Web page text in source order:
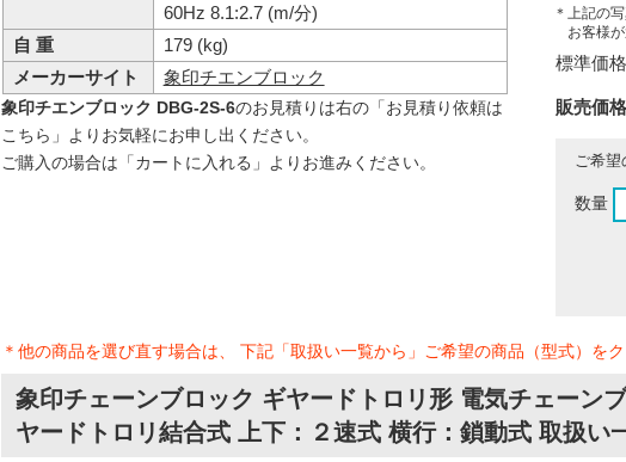
＊上記の
お客様
標準価格
販売価格
ご希
数量
60Hz 8.1:2.7 (m/分)
自 重
179 (kg)
メーカーサイト
象印チエンブロック
象印チエンブロック DBG-2S-6のお見積りは右の「お見積り依頼は
こちら」よりお気軽にお申し出ください。
ご購入の場合は「カートに入れる」よりお進みください。
＊他の商品を選び直す場合は、 下記「取扱い一覧から」ご希望の商品（型式）をク
象印チェーンブロック ギヤードトロリ形 電気チェーン
ヤードトロリ結合式 上下：２速式 横行：鎖動式 取扱い